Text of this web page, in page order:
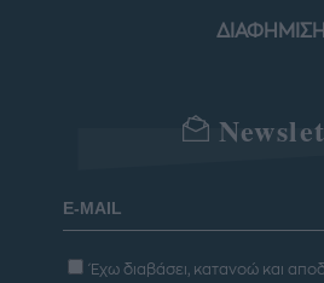
ΔΙΑΦΗΜΙΣΗ
Έχω διαβάσει, κατανοώ και